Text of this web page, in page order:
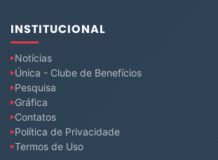
INSTITUCIONAL
Notícias
Única - Clube de Benefícios
Pesquisa
Gráfica
Contatos
Política de Privacidade
Termos de Uso